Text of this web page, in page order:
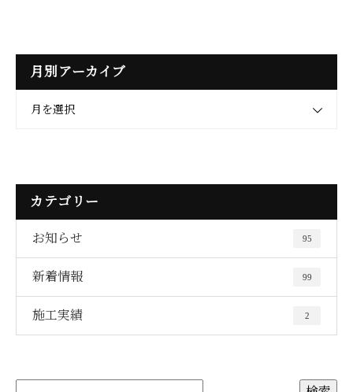
月別アーカイブ
月を選択
カテゴリー
お知らせ 95
新着情報 99
施工実績 2